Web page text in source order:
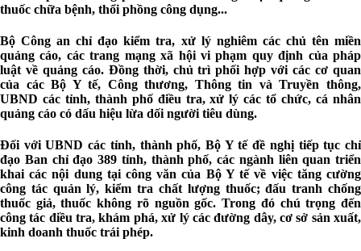
thuốc chữa bệnh, thổi phồng công dụng...
Bộ Công an chỉ đạo kiểm tra, xử lý nghiêm các chủ tên miền
quảng cáo, các trang mạng xã hội vi phạm quy định của pháp
luật về quảng cáo. Đồng thời, chủ trì phối hợp với các cơ quan
của các Bộ Y tế, Công thương, Thông tin và Truyền thông,
UBND các tỉnh, thành phố điều tra, xử lý các tổ chức, cá nhân
quảng cáo có dấu hiệu lừa dối người tiêu dùng.
Đối với UBND các tỉnh, thành phố, Bộ Y tế đề nghị tiếp tục chỉ
đạo Ban chỉ đạo 389 tỉnh, thành phố, các ngành liên quan triển
khai các nội dung tại công văn của Bộ Y tế về việc tăng cường
công tác quản lý, kiểm tra chất lượng thuốc; đấu tranh chống
thuốc giả, thuốc không rõ nguồn gốc. Trong đó chú trọng đến
công tác điều tra, khám phá, xử lý các đường dây, cơ sở sản xuất,
kinh doanh thuốc trái phép.